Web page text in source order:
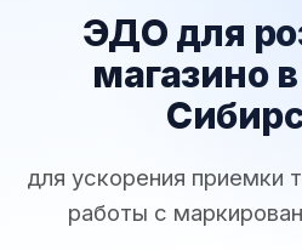
ЭДО для
магазино
для ускорения приемки
работы с